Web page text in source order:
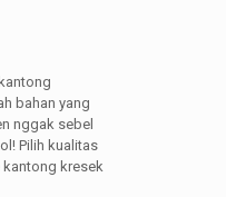
bahan yang
nggak sebel
Pilih kualitas
kresek